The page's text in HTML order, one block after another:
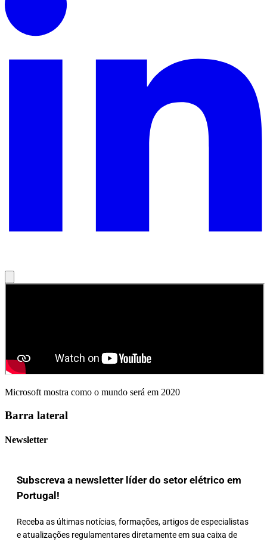
Microsoft mostra como o mundo será em 2020
Barra lateral
Newsletter
Subscreva a newsletter líder do setor elétrico em
Portugal!
Receba as últimas notícias, formações, artigos de especialistas
e atualizações regulamentares diretamente em sua caixa de